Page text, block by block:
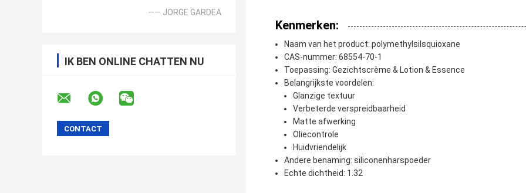
—— JORGE GARDEA
IK BEN ONLINE CHATTEN NU
Kenmerken:
Naam van het product: polymethylsilsquioxane
CAS-nummer: 68554-70-1
Toepassing: Gezichtscrème & Lotion & Essence
Belangrijkste voordelen:
Glanzige textuur
Verbeterde verspreidbaarheid
Matte afwerking
Oliecontrole
Huidvriendelijk
Andere benaming: siliconenharspoeder
Echte dichtheid: 1.32